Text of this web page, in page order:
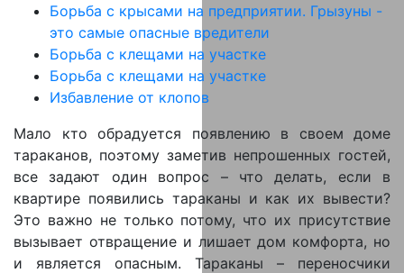
Борьба с крысами на предприятии. Грызуны -
это самые опасные вредители
Борьба с клещами на участке
Борьба с клещами на участке
Избавление от клопов
Мало кто обрадуется появлению в своем доме
тараканов, поэтому заметив непрошенных гостей,
все задают один вопрос – что делать, если в
квартире появились тараканы и как их вывести?
Это важно не только потому, что их присутствие
вызывает отвращение и лишает дом комфорта, но
и является опасным. Тараканы – переносчики